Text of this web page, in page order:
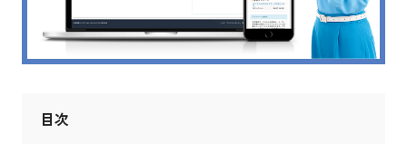
目次